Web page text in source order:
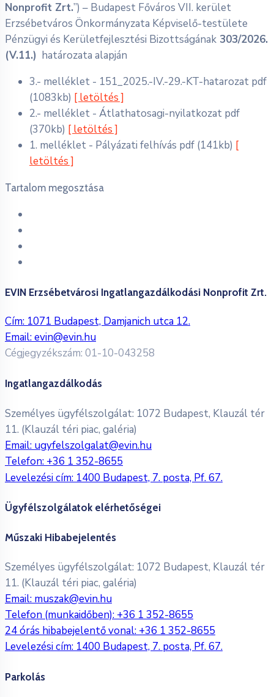
Nonprofit Zrt.”) – Budapest Főváros VII. kerület
Erzsébetváros Önkormányzata Képviselő-testülete
Pénzügyi és Kerületfejlesztési Bizottságának 303/2026.
(V.11.) határozata alapján
3.- melléklet - 151_2025.-IV.-29.-KT-hatarozat pdf
(1083kb) [ letöltés ]
2.- melléklet - Átlathatosagi-nyilatkozat pdf
(370kb) [ letöltés ]
1. melléklet - Pályázati felhívás pdf (141kb) [
letöltés ]
Tartalom megosztása
EVIN Erzsébetvárosi Ingatlangazdálkodási Nonprofit Zrt.
Cím: 1071 Budapest, Damjanich utca 12.
Email:evin@evin.hu
Cégjegyzékszám: 01-10-043258
Ingatlangazdálkodás
Személyes ügyfélszolgálat: 1072 Budapest, Klauzál tér
11. (Klauzál téri piac, galéria)
Email: ugyfelszolgalat@evin.hu
Telefon: +36 1 352-8655
Levelezési cím: 1400 Budapest, 7. posta, Pf. 67.
Ügyfélszolgálatok elérhetőségei
Műszaki Hibabejelentés
Személyes ügyfélszolgálat: 1072 Budapest, Klauzál tér
11. (Klauzál téri piac, galéria)
Email: muszak@evin.hu
Telefon (munkaidőben): +36 1 352-8655
24 órás hibabejelentő vonal: +36 1 352-8655
Levelezési cím: 1400 Budapest, 7. posta, Pf. 67.
Parkolás